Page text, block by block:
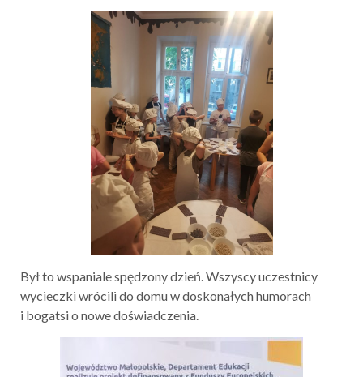
Był to wspaniale spędzony dzień. Wszyscy uczestnicy
wycieczki wrócili do domu w doskonałych humorach
i bogatsi o nowe doświadczenia.